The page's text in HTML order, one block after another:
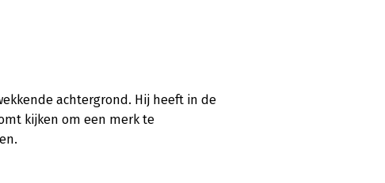
achtergrond. Hij heeft in de
kijken om een merk te